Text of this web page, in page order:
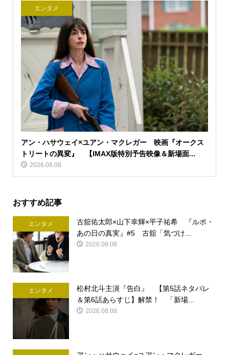
エンタメ
アン・ハサウェイ×ユアン・マクレガー 映画『オークス
トリートの異変』 【IMAX版特別予告映像＆新場面...
2026.08.08
おすすめ記事
エンタメ
古舘佑太郎×山下幸輝×平子祐希 『ルポ・
あの日の真実』#5 古舘「気づけ...
2026.08.08
エンタメ
松村北斗主演『告白』 【第5話ネタバレ
＆第6話あらすじ】解禁！ 「新場...
2026.08.08